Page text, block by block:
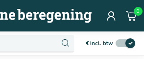
0
€Incl. btw